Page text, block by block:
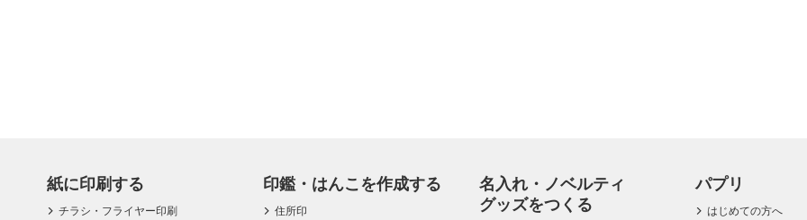
紙に印刷する
チラシ・フライヤー印刷
印鑑・はんこを作成する
住所印
名入れ・ノベルティ
グッズをつくる
パプリ
はじめての方へ